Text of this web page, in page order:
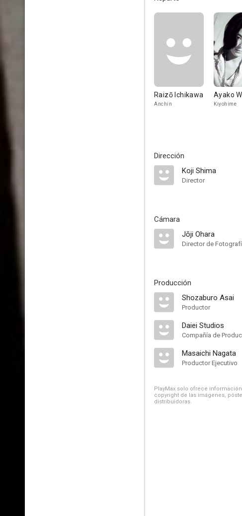
Raizō Ichikawa
Anchin
Ayako
Kiyohime
Dirección
Koji Shima
Director
Cámara
Jōji Ohara
Director de
Producción
Shozaburo Asai
Productor
Daiei Studios
Compañía de
Masaichi Nagata
Productor Ejecutivo
PlayMax solo ofrece
copyright de las imágenes,
distribuidoras.